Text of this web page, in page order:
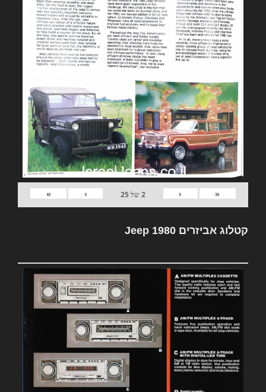
«
‹
2של25
›
»
קטלוג אביזרים Jeep 1980